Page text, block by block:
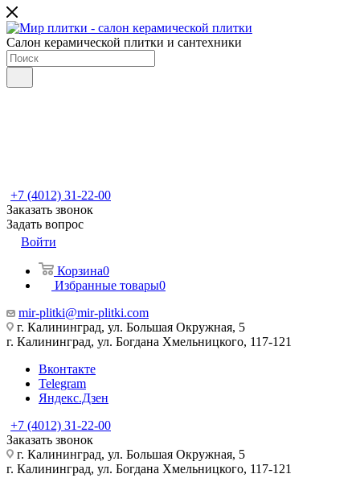
Салон керамической плитки и сантехники
+7 (4012) 31-22-00
Заказать звонок
Задать вопрос
Войти
Корзина0
Избранные товары0
mir-plitki@mir-plitki.com
г. Калининград, ул. Большая Окружная, 5
г. Калининград, ул. Богдана Хмельницкого, 117-121
Вконтакте
Telegram
Яндекс.Дзен
+7 (4012) 31-22-00
Заказать звонок
г. Калининград, ул. Большая Окружная, 5
г. Калининград, ул. Богдана Хмельницкого, 117-121